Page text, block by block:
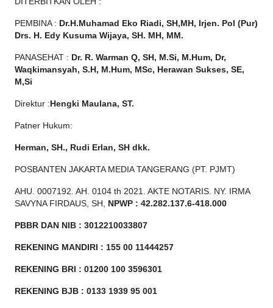
PEMBINA : Dr.H.Muhamad Eko Riadi, SH,MH, Irjen. Pol (Pur)
Drs. H. Edy Kusuma Wijaya, SH. MH, MM.
PANASEHAT : Dr. R. Warman Q, SH, M.Si, M.Hum, Dr,
Waqkimansyah, S.H, M.Hum, MSc, Herawan Sukses, SE,
M,Si
Direktur : Hengki Maulana, ST.
Patner Hukum:
Herman, SH., Rudi Erlan, SH dkk.
POSBANTEN JAKARTA MEDIA TANGERANG (PT. PJMT)
AHU. 0007192. AH. 0104 th 2021. AKTE NOTARIS. NY. IRMA
SAVYNA FIRDAUS, SH, NPW P : 42.282.137.6-418.000
PBBR DAN NIB : 3012210033807
REKENING MANDIRI : 155 00 11444257
REKENING BRI : 01200 100 3596301
REKENING BJB : 0133 1939 95 001